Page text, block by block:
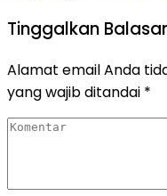
Tinggalkan
Alamat email Anda
yang wajib ditandai *